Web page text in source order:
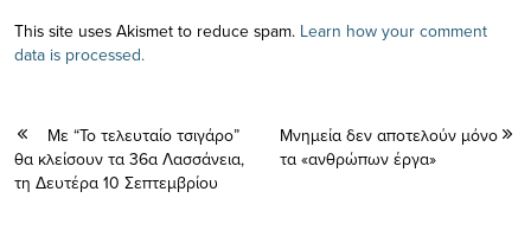
This site uses Akismet to reduce spam. Learn how your comment
data is processed.
Με “Το τελευταίο τσιγάρο”
θα κλείσουν τα 36α Λασσάνεια,
τη Δευτέρα 10 Σεπτεμβρίου
Μνημεία δεν αποτελούν μόνο
τα «ανθρώπων έργα»